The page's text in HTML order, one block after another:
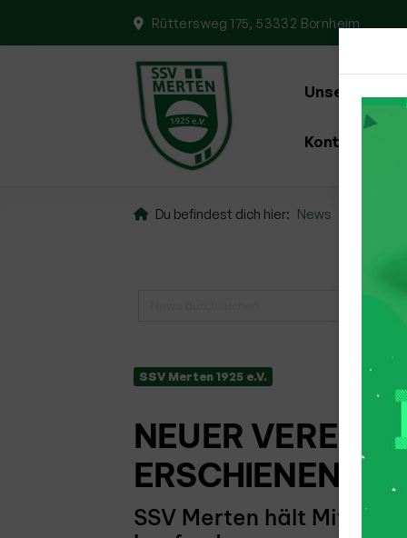
Rüttersweg 175, 53332 Bornheim
Unser Verein
Kontakt
Du befindest dich hier: News
SSV Merten 1925 e.V.
NEUER
ERSCHIENEN
SSV Merten hält